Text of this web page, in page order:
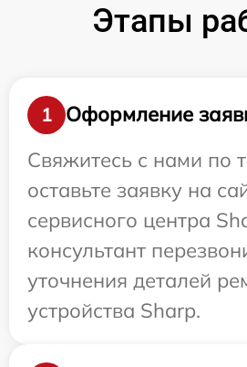
Этапы
1
Оформление
Свяжитесь с нами по
оставьте заявку на
сервисного центра
консультант
уточнения деталей
устройства Sharp.